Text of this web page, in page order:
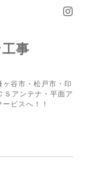
事
谷市・松戸市・印
アンテナ・平面ア
ビスへ！！